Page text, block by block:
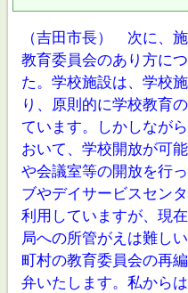
（吉田市長） 次に、
教育委員会のあり方に
た。学校施設は、学校
り、原則的に学校教育
ています。しかしなが
おいて、学校開放が可
や会議室等の開放を行
ブやデイサービスセン
利用していますが、現
局への所管がえは難し
町村の教育委員会の再
弁いたします。私からは